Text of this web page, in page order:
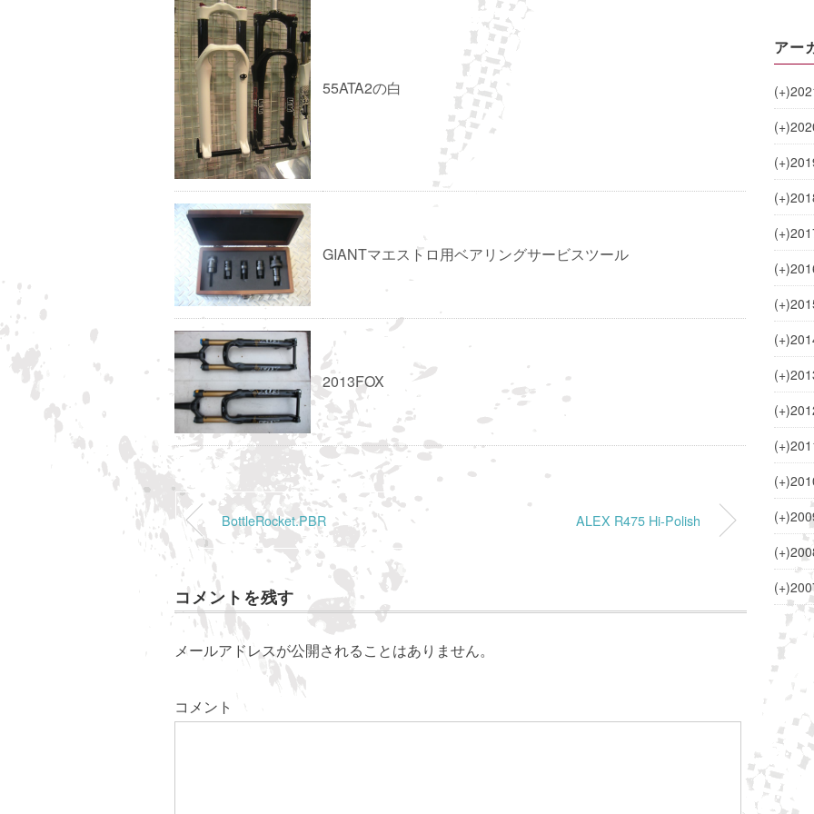
55ATA2の白
GIANTマエストロ用ベアリングサービスツール
2013FOX
BottleRocket.PBR ALEX R475 Hi-Polish
コメントを残す
メールアドレスが公開されることはありません。
コメント
アー
(+)
(+)
(+)
(+)
(+)
(+)
(+)
(+)
(+)
(+)
(+)
(+)
(+)
(+)
(+)